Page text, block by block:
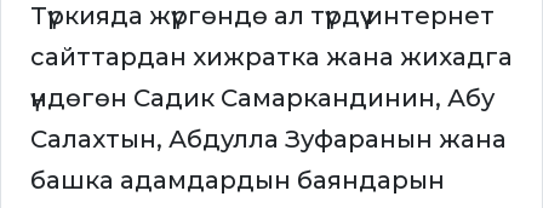
Түркияда жүргөндө ал түрдүү интернет
сайттардан хижратка жана жихадга
үндөгөн Садик Самаркандинин, Абу
Салахтын, Абдулла Зуфаранын жана
башка адамдардын баяндарын